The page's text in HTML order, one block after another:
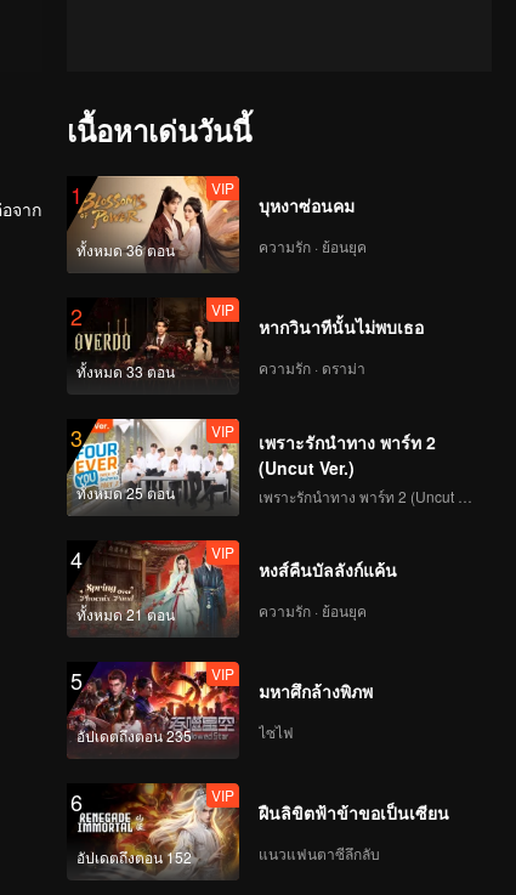
จาก
เนื้อหาเด่นวันนี้
1
ทั้งหมด 36 ตอน
VIP
บุหงาซ่อนคม
ความรัก · ย้อนยุค
2
ทั้งหมด 33 ตอน
VIP
หากวินาทีนั้นไม่พบเธอ
ความรัก · ดราม่า
3
ทั้งหมด 25 ตอน
VIP
เพราะรักนำทาง พาร์ท 2
(Uncut Ver.)
4
ทั้งหมด 21 ตอน
VIP
หงส์คืนบัลลังก์แค้น
ความรัก · ย้อนยุค
5
อัปเดตถึงตอน 235
VIP
มหาศึกล้างพิภพ
ไซไฟ
6
อัปเดตถึงตอน 152
VIP
ฝืนลิขิตฟ้าข้าขอเป็นเซียน
แนวแฟนตาซีลึกลับ